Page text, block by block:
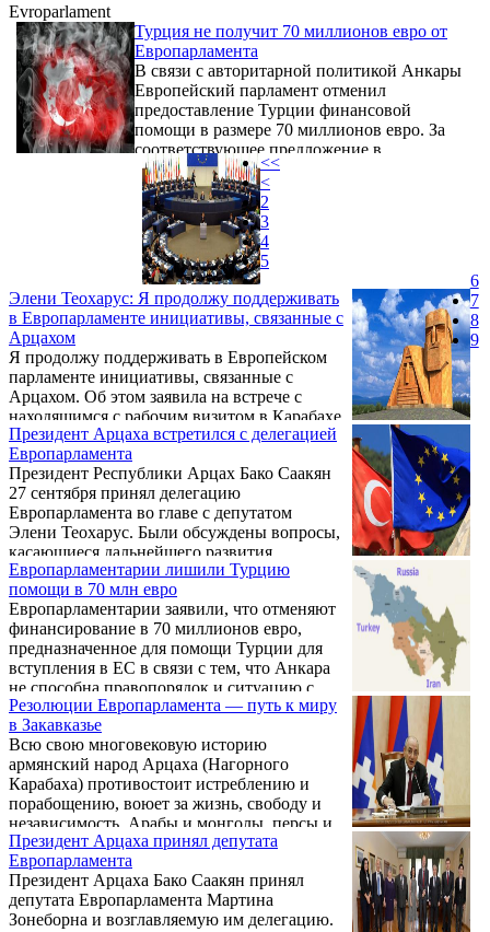
Evroparlament
Турция не получит 70 миллионов евро от
Европарламента
В связи с авторитарной политикой Анкары
Европейский парламент отменил
предоставление Турции финансовой
помощи в размере 70 миллионов евро. За
соответствующее предложение в
Страсбурге проголосовали 544 депутата, 28
были против, еще 74 воздержались.
Элени Теохарус: Я продолжу поддерживать
в Европарламенте инициативы, связанные с
Арцахом
Я продолжу поддерживать в Европейском
парламенте инициативы, связанные с
Арцахом. Об этом заявила на встрече с
находящимся с рабочим визитом в Карабахе
спикером парламента Армении Ара
Баблояном в Степанакерте 28 сентября
депутат Европарламента Элени Теохарус,
которая прибыла в Карабах с членами
парламента Кипра Йоргосем Пердикисом и
Микаисом Гиоргаласом.
Президент Арцаха встретился с делегацией
Европарламента
Президент Республики Арцах Бако Саакян
27 сентября принял делегацию
Европарламента во главе с депутатом
Элени Теохарус. Были обсуждены вопросы,
касающиеся дальнейшего развития
сотрудничества с Европарламентом.
Европарламентарии лишили Турцию
помощи в 70 млн евро
Европарламентарии заявили, что отменяют
финансирование в 70 миллионов евро,
предназначенное для помощи Турции для
вступления в ЕС в связи с тем, что Анкара
не способна правопорядок и ситуацию с
правами человека, передает AP.
Резолюции Европарламента — путь к миру
в Закавказье
Всю свою многовековую историю
армянский народ Арцаха (Нагорного
Карабаха) противостоит истреблению и
порабощению, воюет за жизнь, свободу и
независимость. Арабы и монголы, персы и
турки захватывали равнинные области
Южного Кавказа (Закавказья). В то же
время мужественная оборона армян
меликств гористой Хамсы, т.е. всех
меликств, позволяла им на протяжении
Президент Арцаха принял депутата
Европарламента
Президент Арцаха Бако Саакян принял
депутата Европарламента Мартина
Зонеборна и возглавляемую им делегацию.
<<
<
2
3
4
5
6
7
8
9